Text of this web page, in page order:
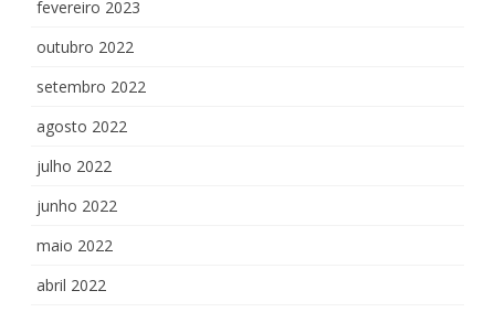
fevereiro 2023
outubro 2022
setembro 2022
agosto 2022
julho 2022
junho 2022
maio 2022
abril 2022